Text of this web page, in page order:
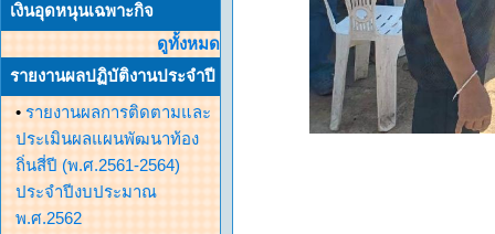
เงินอุดหนุนเฉพาะกิจ
ดูทั้งหมด
รายงานผลปฏิบัติงานประจำปี
• รายงานผลการติดตามและ
ประเมินผลแผนพัฒนาท้อง
ถิ่นสี่ปี (พ.ศ.2561-2564)
ประจำปีงบประมาณ
พ.ศ.2562